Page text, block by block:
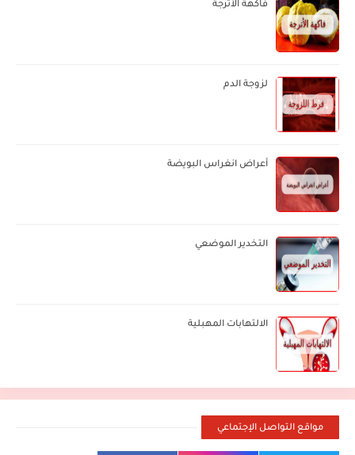
فاكهة الأترجة
لزوجة الدم
أعراض انغراس البويضة
التخدير الموضعي
الالتهابات المهبلية
مواقع التواصل الإجتماعي